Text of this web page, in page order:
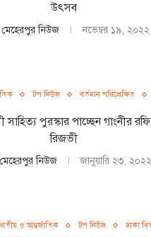
উৎসব
মেহেরপুর নিউজ নভেম্বর ১৯, ২০২২
টপ নিউজ বর্তমান পরিপ্রেক্ষিত
সাহিত্য পুরস্কার পাচ্ছেন গাংনীর
রিজভী
মেহেরপুর নিউজ জানুয়ারি ২৩, ২০২২
ও আন্তর্জাতিক টপ নিউজ
ঢাকা